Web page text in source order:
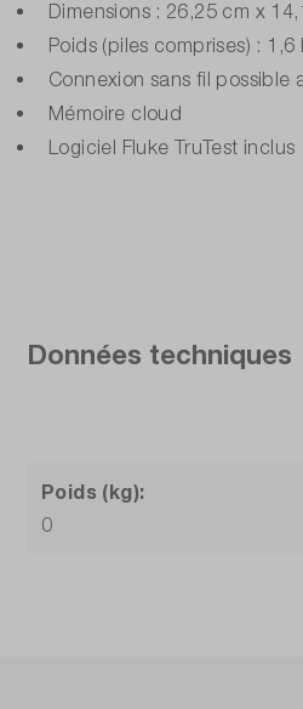
Dimensions : 26,25 cm x
Poids (piles comprises) : 1,6
Connexion sans fil possible
Mémoire cloud
Logiciel Fluke TruTest inclus
Données techniques
Poids (kg):
0